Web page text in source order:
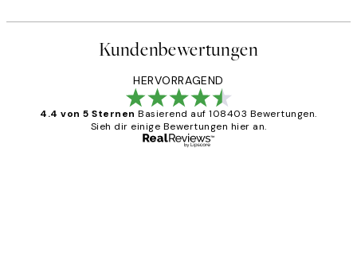
Kundenbewertungen
HERVORRAGEND
4.4 von 5 Sternen Basierend auf 108403 Bewertungen.
Sieh dir einige Bewertungen hier an.